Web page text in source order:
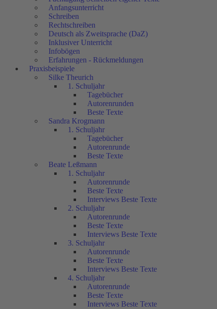
Anfangsunterricht
Schreiben
Rechtschreiben
Deutsch als Zweitsprache (DaZ)
Inklusiver Unterricht
Infobögen
Erfahrungen - Rückmeldungen
Praxisbeispiele
Silke Theurich
1. Schuljahr
Tagebücher
Autorenrunden
Beste Texte
Sandra Krogmann
1. Schuljahr
Tagebücher
Autorenrunde
Beste Texte
Beate Leßmann
1. Schuljahr
Autorenrunde
Beste Texte
Interviews Beste Texte
2. Schuljahr
Autorenrunde
Beste Texte
Interviews Beste Texte
3. Schuljahr
Autorenrunde
Beste Texte
Interviews Beste Texte
4. Schuljahr
Autorenrunde
Beste Texte
Interviews Beste Texte